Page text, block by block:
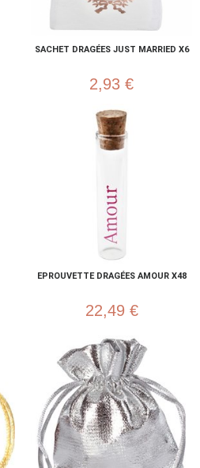
SACHET DRAGÉES JUST MARRIED X6
2,93 €
EPROUVETTE DRAGÉES AMOUR X48
22,49 €